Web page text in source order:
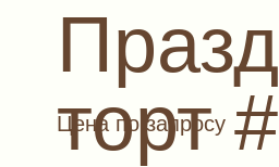
Цена по запросу
торт